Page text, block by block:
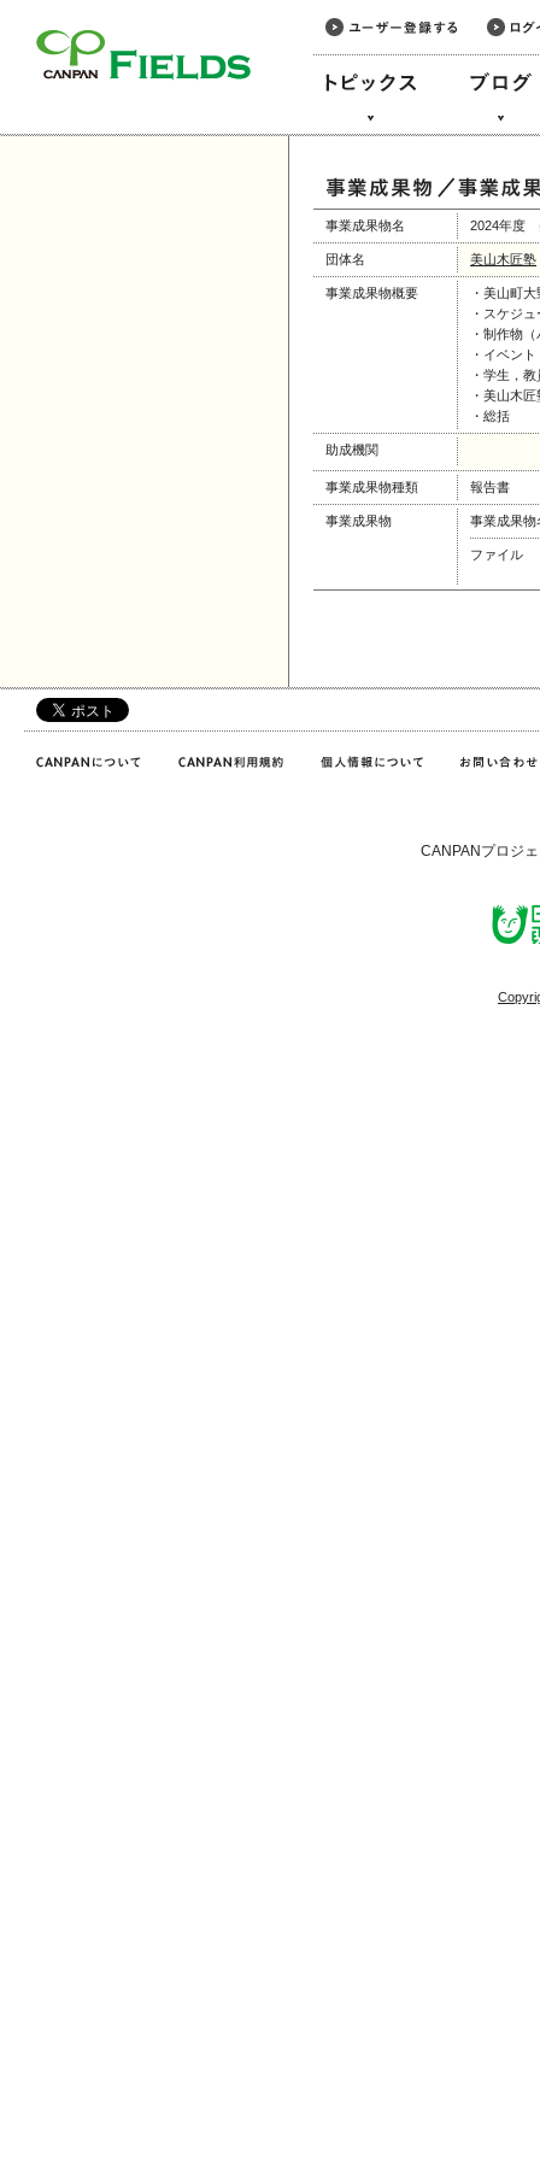
事業成果物名 2024年度
団体名 美山木匠塾
事業成果物概要
・美山町
・スケジ
・制作物
・イベン
・学生，
・美山木
・総括
助成機関
事業成果物種類 報告書
事業成果物 事業成果物
ファイル
CANPANプロジ